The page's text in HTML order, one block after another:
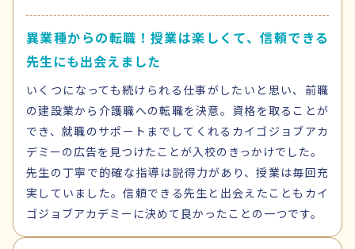
異業種からの転職！授業は楽しくて、信頼できる
先生にも出会えました
いくつになっても続けられる仕事がしたいと思い、前職
の建設業から介護職への転職を決意。資格を取ることが
でき、就職のサポートまでしてくれるカイゴジョブアカ
デミーの広告を見つけたことが入校のきっかけでした。
先生の丁寧で的確な指導は説得力があり、授業は毎回充
実していました。信頼できる先生と出会えたこともカイ
ゴジョブアカデミーに決めて良かったことの一つです。